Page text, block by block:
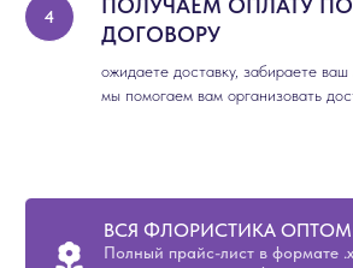
ПОЛУЧАЕМ ОПЛАТУ ПО
ДОГОВОРУ
ожидаете доставку, забираете
мы помогаем вам организовать
ВСЯ ФЛОРИСТИКА ОПТОМ
Полный прайс-лист в формате